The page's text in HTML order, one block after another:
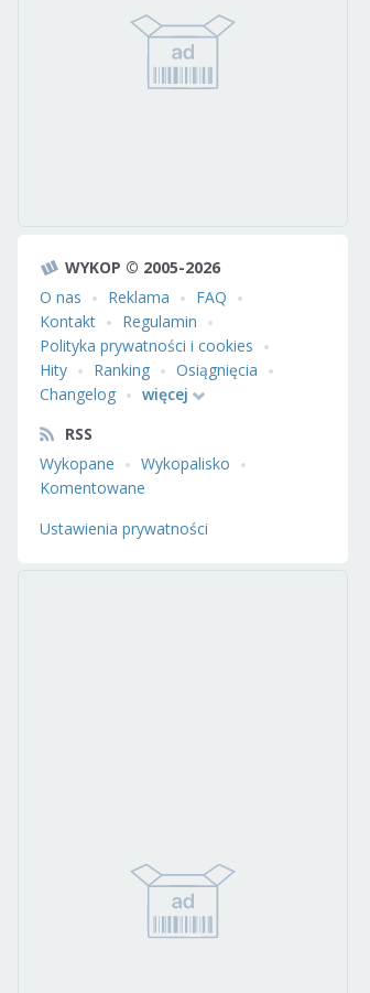
WYKOP © 2005-2026
O nas
Reklama
FAQ
Kontakt
Regulamin
Polityka prywatności i cookies
Hity
Ranking
Osiągnięcia
Changelog
więcej
RSS
Wykopane
Wykopalisko
Komentowane
Ustawienia prywatności